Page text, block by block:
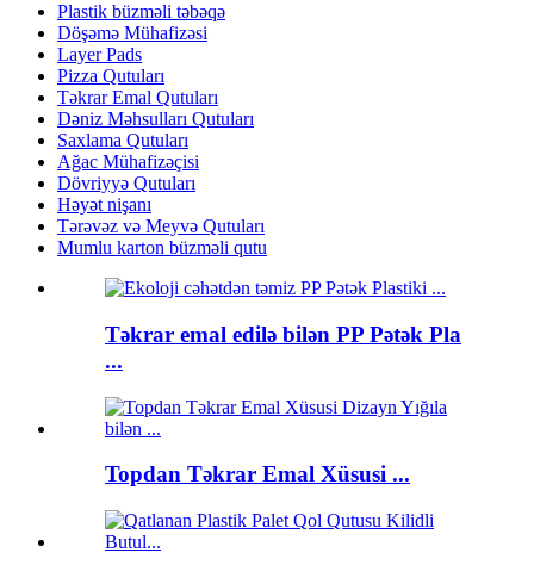
Plastik büzməli təbəqə
Döşəmə Mühafizəsi
Layer Pads
Pizza Qutuları
Təkrar Emal Qutuları
Dəniz Məhsulları Qutuları
Saxlama Qutuları
Ağac Mühafizəçisi
Dövriyyə Qutuları
Həyət nişanı
Tərəvəz və Meyvə Qutuları
Mumlu karton büzməli qutu
Təkrar emal edilə bilən PP Pətək Pla
...
Topdan Təkrar Emal Xüsusi ...